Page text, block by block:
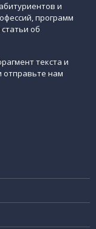
и
программ
об
текста и
отправьте нам